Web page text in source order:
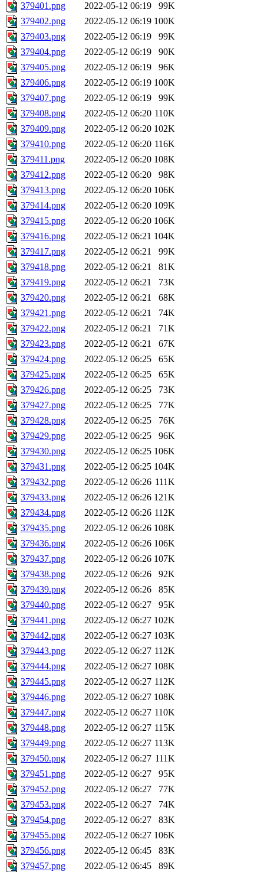
379401.png
2022-05-12 06:19
99K
379402.png
2022-05-12 06:19 100K
379403.png
2022-05-12 06:19
99K
379404.png
2022-05-12 06:19
90K
379405.png
2022-05-12 06:19
96K
379406.png
2022-05-12 06:19 100K
379407.png
2022-05-12 06:19
99K
379408.png
2022-05-12 06:20 110K
379409.png
2022-05-12 06:20 102K
379410.png
2022-05-12 06:20 116K
379411.png
2022-05-12 06:20 108K
379412.png
2022-05-12 06:20
98K
379413.png
2022-05-12 06:20 106K
379414.png
2022-05-12 06:20 109K
379415.png
2022-05-12 06:20 106K
379416.png
2022-05-12 06:21 104K
379417.png
2022-05-12 06:21
99K
379418.png
2022-05-12 06:21
81K
379419.png
2022-05-12 06:21
73K
379420.png
2022-05-12 06:21
68K
379421.png
2022-05-12 06:21
74K
379422.png
2022-05-12 06:21
71K
379423.png
2022-05-12 06:21
67K
379424.png
2022-05-12 06:25
65K
379425.png
2022-05-12 06:25
65K
379426.png
2022-05-12 06:25
73K
379427.png
2022-05-12 06:25
77K
379428.png
2022-05-12 06:25
76K
379429.png
2022-05-12 06:25
96K
379430.png
2022-05-12 06:25 106K
379431.png
2022-05-12 06:25 104K
379432.png
2022-05-12 06:26 111K
379433.png
2022-05-12 06:26 121K
379434.png
2022-05-12 06:26 112K
379435.png
2022-05-12 06:26 108K
379436.png
2022-05-12 06:26 106K
379437.png
2022-05-12 06:26 107K
379438.png
2022-05-12 06:26
92K
379439.png
2022-05-12 06:26
85K
379440.png
2022-05-12 06:27
95K
379441.png
2022-05-12 06:27 102K
379442.png
2022-05-12 06:27 103K
379443.png
2022-05-12 06:27 112K
379444.png
2022-05-12 06:27 108K
379445.png
2022-05-12 06:27 112K
379446.png
2022-05-12 06:27 108K
379447.png
2022-05-12 06:27 110K
379448.png
2022-05-12 06:27 115K
379449.png
2022-05-12 06:27 113K
379450.png
2022-05-12 06:27 111K
379451.png
2022-05-12 06:27
95K
379452.png
2022-05-12 06:27
77K
379453.png
2022-05-12 06:27
74K
379454.png
2022-05-12 06:27
83K
379455.png
2022-05-12 06:27 106K
379456.png
2022-05-12 06:45
83K
379457.png
2022-05-12 06:45
89K